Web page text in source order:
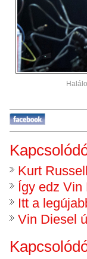
Kurt
Így edz Vin
Itt a
Vin Diesel